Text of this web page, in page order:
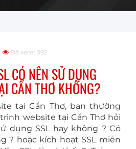
Đã xem: 392
CÓ NÊN SỬ DỤNG
CẦN THƠ KHÔNG?
tại Cần Thơ, bạn thường
website tại Cần Thơ hỏi
dụng SSL hay không ? Có
? hoặc kích hoạt SSL miễn